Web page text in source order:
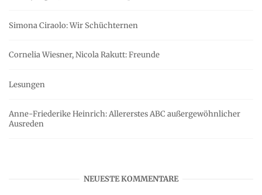
Simona Ciraolo: Wir Schüchternen
Cornelia Wiesner, Nicola Rakutt: Freunde
Lesungen
Anne-Friederike Heinrich: Allererstes ABC außergewöhnlicher
Ausreden
NEUESTE KOMMENTARE